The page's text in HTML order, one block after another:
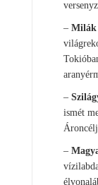
–
–
ismét
–